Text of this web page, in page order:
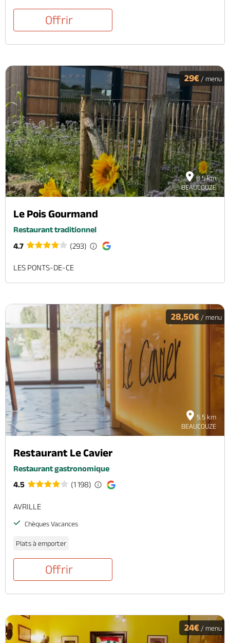
Offrir
8.5 km
BEAUCOUZE
29€ / menu
Le Pois Gourmand
Restaurant traditionnel
4.7
(293)
LES PONTS-DE-CE
5.5 km
BEAUCOUZE
28,50€ / menu
Restaurant Le Cavier
Restaurant gastronomique
4.5
(1 198)
AVRILLE
Chèques Vacances
Plats à emporter
Offrir
24€ / menu